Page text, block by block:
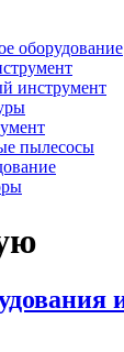
оборудование
инструмент
пылесосы